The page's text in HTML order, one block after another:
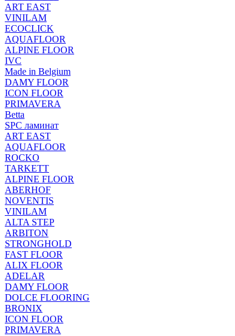
ART EAST
VINILAM
ECOCLICK
AQUAFLOOR
ALPINE FLOOR
IVC
Made in Belgium
DAMY FLOOR
ICON FLOOR
PRIMAVERA
Betta
SPC ламинат
ART EAST
AQUAFLOOR
ROCKO
TARKETT
ALPINE FLOOR
ABERHOF
NOVENTIS
VINILAM
ALTA STEP
ARBITON
STRONGHOLD
FAST FLOOR
ALIX FLOOR
ADELAR
DAMY FLOOR
DOLCE FLOORING
BRONIX
ICON FLOOR
PRIMAVERA